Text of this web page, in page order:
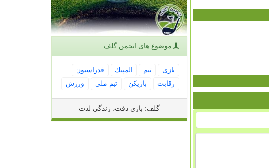
موضوع های انجمن گلف
بازی تیم المپیك
فدراسیون
رقابت
بازیكن تیم ملی ورزش
گلف: بازی دقت، زندگی لذت